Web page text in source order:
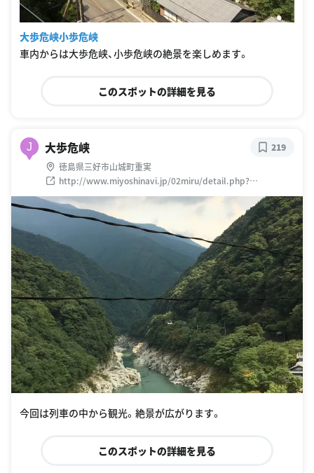
大歩危峡小歩危峡
車内からは大歩危峡、小歩危峡の絶景を楽しめます。
このスポットの詳細を見る
J 大歩危峡
徳島県三好市山城町重実
http://www.miyoshinavi.jp/02miru/detail.php?
genr=101&area=2&uid=SS000023
219
今回は列車の中から観光。絶景が広がります。
このスポットの詳細を見る